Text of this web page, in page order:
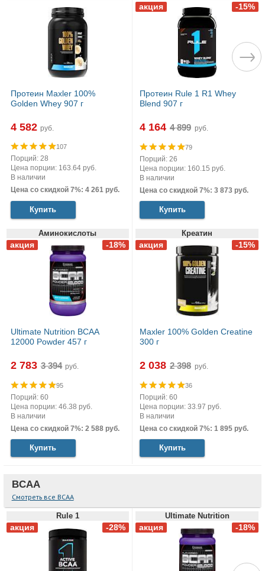
Протеин Maxler 100%
Golden Whey 907 г
4 582 руб.
107
Порций: 28
Цена порции: 163.64 руб.
В наличии
Цена со скидкой 7%: 4 261 руб.
Купить
Протеин Rule 1 R1 Whey
Blend 907 г
4 164 руб.
79
Порций: 26
Цена порции: 160.15 руб.
В наличии
Цена со скидкой 7%: 3 873 руб.
Купить
Аминокислоты
Ultimate Nutrition BCAA
12000 Powder 457 г
2 783 руб.
95
Порций: 60
Цена порции: 46.38 руб.
В наличии
Цена со скидкой 7%: 2 588 руб.
Купить
Креатин
Maxler 100% Golden Creatine
300 г
2 038 руб.
36
Порций: 60
Цена порции: 33.97 руб.
В наличии
Цена со скидкой 7%: 1 895 руб.
Купить
BCAA
Смотреть все BCAA
Rule 1 Ultimate Nutrition